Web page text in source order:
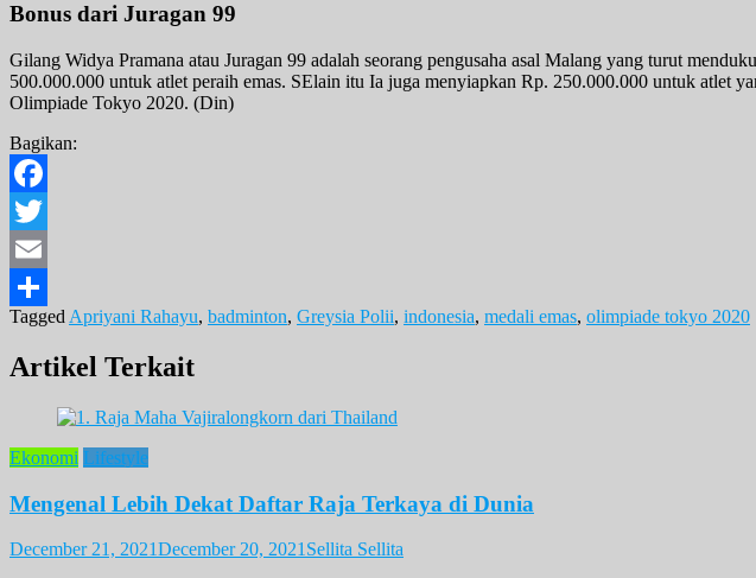
Bonus dari Juragan 99
Gilang Widya Pramana atau Juragan 99 adalah seorang pengusaha asal Malang yang turut
500.000.000 untuk atlet peraih emas. SElain itu Ia juga menyiapkan Rp. 250.000.000 untuk atlet
Olimpiade Tokyo 2020. (Din)
Bagikan:
Facebook
Twitter
Email
Share
Tagged Apriyani Rahayu, badminton, Greysia Polii, indonesia, medali emas, olimpiade tokyo 2020
Artikel Terkait
Ekonomi Lifestyle
Mengenal Lebih Dekat Daftar Raja Terkaya di Dunia
December 21, 2021December 20, 2021 Sellita Sellita